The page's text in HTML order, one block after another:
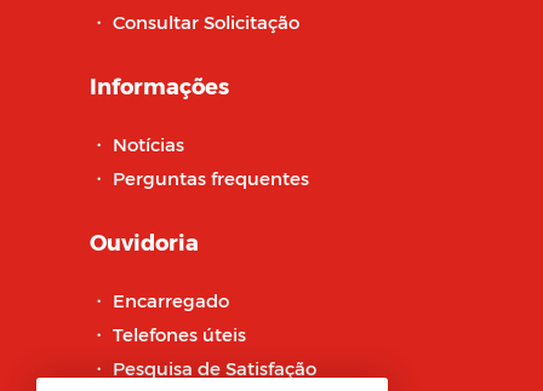
・ Consultar Solicitação
Informações
・ Notícias
・ Perguntas frequentes
Ouvidoria
・ Encarregado
・ Telefones úteis
・ Pesquisa de Satisfação